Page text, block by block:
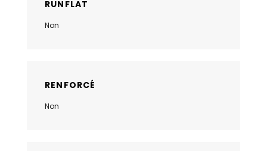
RUNFLAT
Non
RENFORCÉ
Non